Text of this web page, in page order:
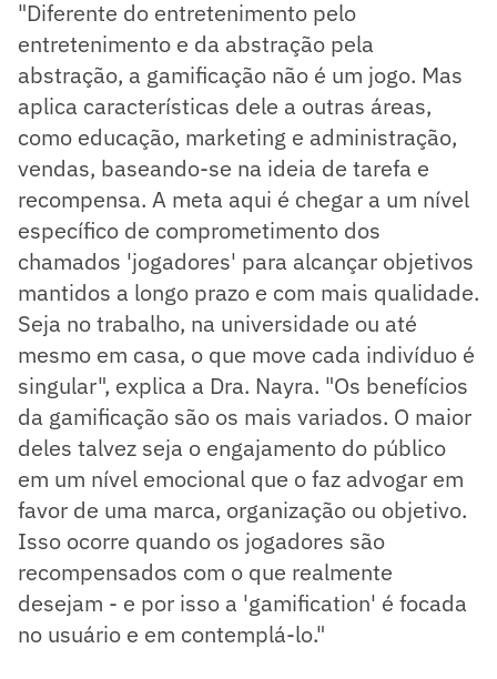
"Diferente do entretenimento pelo
entretenimento e da abstração pela
abstração, a gamificação não é um jogo. Mas
aplica características dele a outras áreas,
como educação, marketing e administração,
vendas, baseando-se na ideia de tarefa e
recompensa. A meta aqui é chegar a um nível
específico de comprometimento dos
chamados 'jogadores' para alcançar objetivos
mantidos a longo prazo e com mais qualidade.
Seja no trabalho, na universidade ou até
mesmo em casa, o que move cada indivíduo é
singular", explica a Dra. Nayra. "Os benefícios
da gamificação são os mais variados. O maior
deles talvez seja o engajamento do público
em um nível emocional que o faz advogar em
favor de uma marca, organização ou objetivo.
Isso ocorre quando os jogadores são
recompensados com o que realmente
desejam - e por isso a 'gamification' é focada
no usuário e em contemplá-lo."